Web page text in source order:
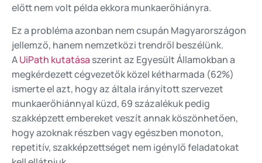
előtt nem volt példa ekkora munkaerőhiányra.
Ez a probléma azonban nem csupán Magyarországon
jellemző, hanem nemzetközi trendről beszélünk.
AUiPath kutatása szerint az Egyesült Államokban a
megkérdezett cégvezetők közel kétharmada (62%)
ismerte el azt, hogy az általa irányított szervezet
munkaerőhiánnyal küzd, 69 százalékuk pedig
szakképzett embereket veszít annak köszönhetően,
hogy azoknak részben vagy egészben monoton,
repetitív, szakképzettséget nem igénylő feladatokat